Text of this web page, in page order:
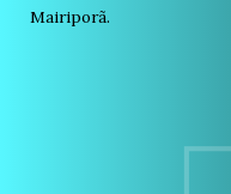
Mairiporã.